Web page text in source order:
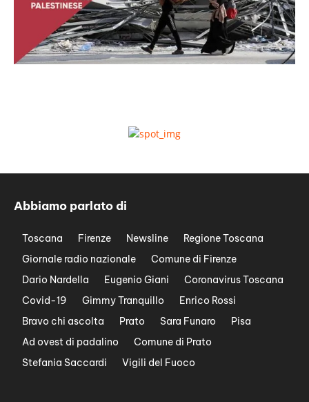
Abbiamo parlato di
Toscana Firenze Newsline
Regione Toscana
Giornale radio nazionale
Comune di Firenze
Dario Nardella
Eugenio Giani
Coronavirus Toscana
Covid-19
Gimmy Tranquillo
Enrico Rossi
Bravo chi ascolta
Prato Sara Funaro
Pisa
Ad ovest di padalino
Comune di Prato
Stefania Saccardi
Vigili del Fuoco